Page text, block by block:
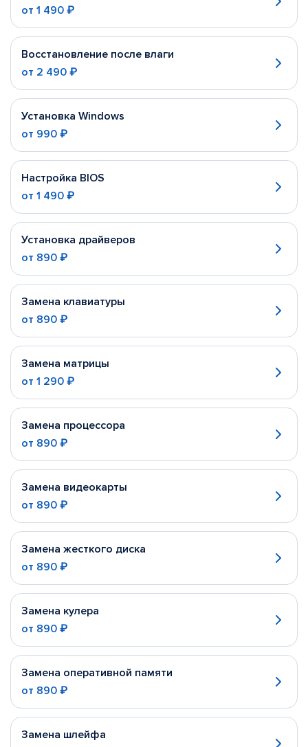
от 1 490 ₽
Восстановление после влаги
от 2 490 ₽
Установка Windows
от 990 ₽
Настройка BIOS
от 1 490 ₽
Установка драйверов
от 890 ₽
Замена клавиатуры
от 890 ₽
Замена матрицы
от 1 290 ₽
Замена процессора
от 890 ₽
Замена видеокарты
от 890 ₽
Замена жесткого диска
от 890 ₽
Замена кулера
от 890 ₽
Замена оперативной памяти
от 890 ₽
Замена шлейфа